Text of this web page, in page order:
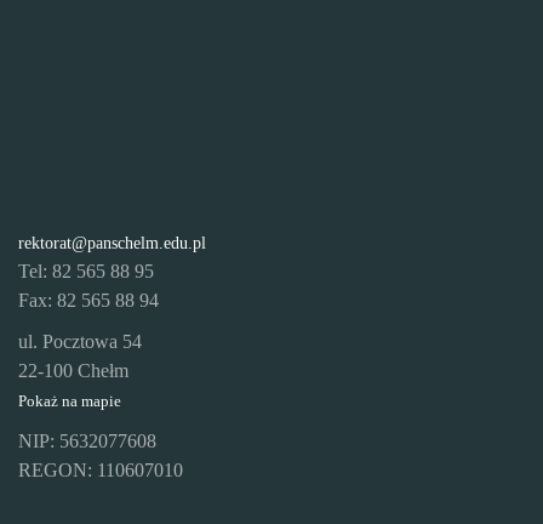
rektorat@panschelm.edu.pl
Tel: 82 565 88 95
Fax: 82 565 88 94
ul. Pocztowa 54
22-100 Chełm
Pokaż na mapie
NIP: 5632077608
REGON: 110607010